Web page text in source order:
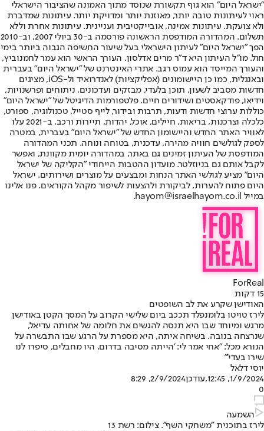
"ישראל היום" הוא גוף תקשורת שנוסד מתוך האמונה שהציבור הישראלי
ראוי לעיתונות טובה יותר, מאוזנת יותר ומדויקת יותר. עיתונות שמדברת
ולא צועקת. עיתונות אמינה, אובייקטיבית ועניינית. עיתונות אחרת וללא
תשלום. המהדורה המודפסת הראשונה פורסמה ב-30 ביולי 2007, וב-2010
הפך "ישראל היום" לעיתון הישראלי בעל שיעור החשיפה הגבוה ביותר בימי
חול. מו"ל העיתון היא ד"ר מרים אדלסון. העורך הראשי הוא עמר לחמנוביץ,
והעורך המייסד הוא עמוס רגב. אתרי האינטרנט של "ישראל היום" בעברית
ובאנגלית, כמו כן היישומונים (אפליקציות) לאנדרואיד ול-iOS, מציגים
חדשות מסביב לשעון, תוכן בלעדי, מבזקים ועדכונים, ניתוחים ופרשנויות,
וידיאו, פודקאסטים ושידורים חיים. פלטפורמות הדיגיטל של "ישראל היום"
כוללות ערוצי חדשות ודעות, תרבות ובידור, לייף סטייל, טכנולוגיה, ספורט,
כלכלה וצרכנות, בריאות, חיילים, אוכל, יהדות, תיירות ורכב. ב-2021 עלו
לאוויר האתר החדש והיישומון החדש של "ישראל היום" בעברית, במטרה
לספק לגולשים חוויה מהירה, עדכנית, בטוחה ונוחה. תכני המהדורה
המודפסת של העיתון זמינים גם באתר, במהדורה יומית מקוונת, ואפשר
לקבל אותם גם בניוזלטר. מועדון ההטבות הייחודי "הקליקה של ישראל
היום" מציע לגולשי האתר הנחות ומבצעים על מוצרים ושירותים. ישראל
היום פתוח להערות, לביקורת ולהצעות לשיפור מקהל הקוראים. פנו אלינו
במייל hayom@israelhayom.co.il.
ForReal
15 דקות
האודישן שקרע את לב השופטים
לירז טויטו בלומנפלד תככב ביום שלישי הקרוב על המסך הקטן באודישן
מרגש ומיוחד שבו היא תנסה להגשים את חלומה של אחותה עדיאל,
שנרצחה בנובה. בשיחה איתה, היא מספרת על הרגע שבו התבשרה על
הנורא מכל: "אחי אמר לי: 'הייתה מסיבה בדרום, היו מחבלים, סיפרו לנו
שירו בעדי'"
יוסי דלאל
1/9/2024, 12:45
,עודכן2/9/2024, 8:29
0
השמעה
לירז בתוכנית "משחקי השף". צילום: רשת 13